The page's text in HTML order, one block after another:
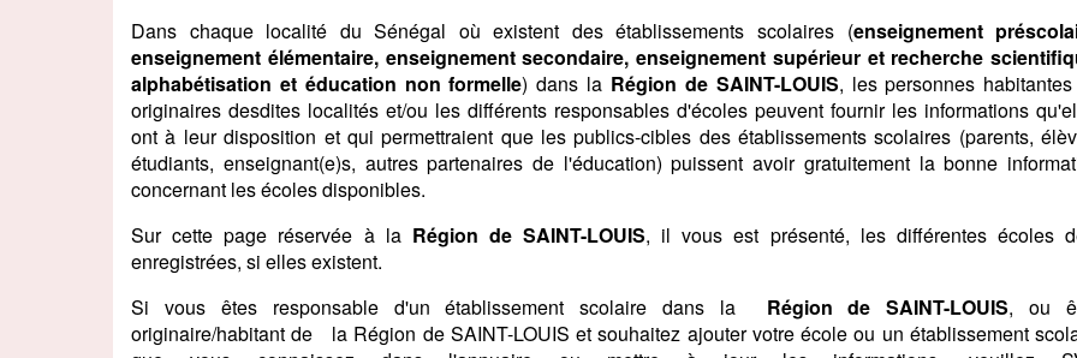
Dans chaque localité du Sénégal où existent des établissements scolaires (enseignement
enseignement élémentaire, enseignement secondaire, enseignement supérieur et recherche
alphabétisation et éducation non formelle) dans la Région de SAINT-LOUIS, les personnes
originaires desdites localités et/ou les différents responsables d'écoles peuvent fournir les informations
ont à leur disposition et qui permettraient que les publics-cibles des établissements scolaires (parents,
étudiants, enseignant(e)s, autres partenaires de l'éducation) puissent avoir gratuitement la bonne
concernant les écoles disponibles.
Sur cette page réservée à la Région de SAINT-LOUIS, il vous est présenté, les différentes écoles
enregistrées, si elles existent.
Si vous êtes responsable d'un établissement scolaire dans la Région de SAINT-LOUIS, ou
originaire/habitant de la Région de SAINT-LOUIS et souhaitez ajouter votre école ou un établissement